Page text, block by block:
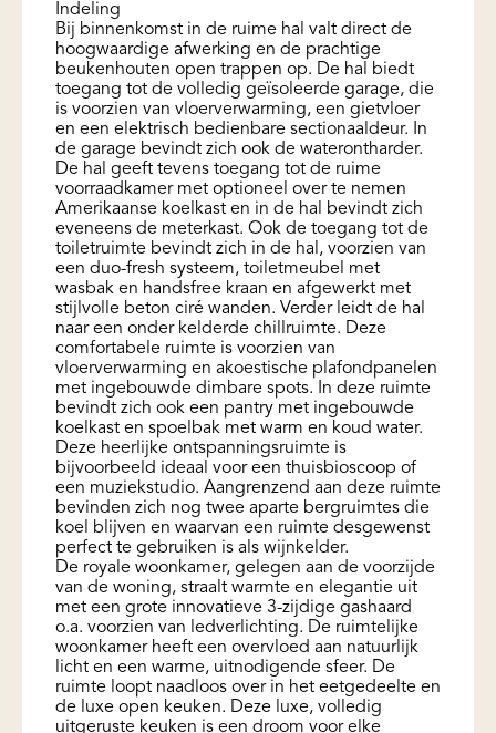
Indeling
Bij binnenkomst in de ruime hal valt direct de
hoogwaardige afwerking en de prachtige
beukenhouten open trappen op. De hal biedt
toegang tot de volledig geïsoleerde garage, die
is voorzien van vloerverwarming, een gietvloer
en een elektrisch bedienbare sectionaaldeur. In
de garage bevindt zich ook de waterontharder.
De hal geeft tevens toegang tot de ruime
voorraadkamer met optioneel over te nemen
Amerikaanse koelkast en in de hal bevindt zich
eveneens de meterkast. Ook de toegang tot de
toiletruimte bevindt zich in de hal, voorzien van
een duo-fresh systeem, toiletmeubel met
wasbak en handsfree kraan en afgewerkt met
stijlvolle beton ciré wanden. Verder leidt de hal
naar een onder kelderde chillruimte. Deze
comfortabele ruimte is voorzien van
vloerverwarming en akoestische plafondpanelen
met ingebouwde dimbare spots. In deze ruimte
bevindt zich ook een pantry met ingebouwde
koelkast en spoelbak met warm en koud water.
Deze heerlijke ontspanningsruimte is
bijvoorbeeld ideaal voor een thuisbioscoop of
een muziekstudio. Aangrenzend aan deze ruimte
bevinden zich nog twee aparte bergruimtes die
koel blijven en waarvan een ruimte desgewenst
perfect te gebruiken is als wijnkelder.
De royale woonkamer, gelegen aan de voorzijde
van de woning, straalt warmte en elegantie uit
met een grote innovatieve 3-zijdige gashaard
o.a. voorzien van ledverlichting. De ruimtelijke
woonkamer heeft een overvloed aan natuurlijk
licht en een warme, uitnodigende sfeer. De
ruimte loopt naadloos over in het eetgedeelte en
de luxe open keuken. Deze luxe, volledig
uitgeruste keuken is een droom voor elke